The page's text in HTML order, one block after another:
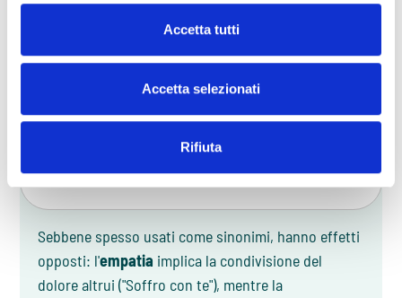
Accetta tutti
Accetta selezionati
Rifiuta
sentire finalmente “viste”.
FAQ
Sebbene spesso usati come sinonimi, hanno effetti
opposti: l'empatia implica la condivisione del
dolore altrui ("Soffro con te"), mentre la